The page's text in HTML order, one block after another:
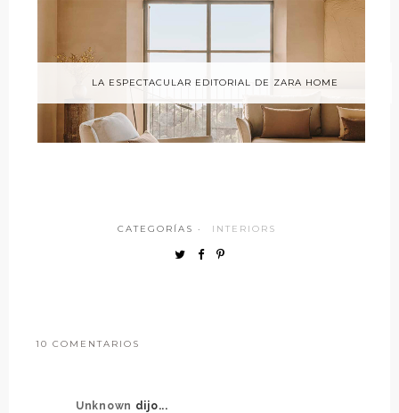
LA ESPECTACULAR EDITORIAL DE ZARA HOME
CATEGORÍAS · INTERIORS
10 COMENTARIOS
Unknown dijo...